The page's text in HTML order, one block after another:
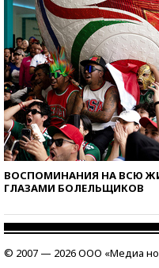
ВОСПОМИНАНИЯ НА ВСЮ
ГЛАЗАМИ БОЛЕЛЬЩИКОВ
© 2007 — 2026 ООО «Медиа